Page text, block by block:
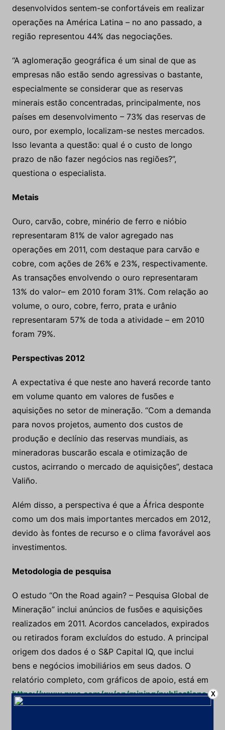
desenvolvidos sentem-se confortáveis em realizar
operações na América Latina – no ano passado, a
região representou 44% das negociações.
“A aglomeração geográfica é um sinal de que as
empresas não estão sendo agressivas o bastante,
especialmente se considerar que as reservas
minerais estão concentradas, principalmente, nos
países em desenvolvimento – 73% das reservas de
ouro, por exemplo, localizam-se nestes mercados.
Isso levanta a questão: qual é o custo de longo
prazo de não fazer negócios nas regiões?”,
questiona o especialista.
Metais
Ouro, carvão, cobre, minério de ferro e nióbio
representaram 81% de valor agregado nas
operações em 2011, com destaque para carvão e
cobre, com ações de 26% e 23%, respectivamente.
As transações envolvendo o ouro representaram
13% do valor– em 2010 foram 31%. Com relação ao
volume, o ouro, cobre, ferro, prata e urânio
representaram 57% de toda a atividade – em 2010
foram 79%.
Perspectivas 2012
A expectativa é que neste ano haverá recorde tanto
em volume quanto em valores de fusões e
aquisições no setor de mineração. “Com a demanda
para novos projetos, aumento dos custos de
produção e declínio das reservas mundiais, as
mineradoras buscarão escala e otimização de
custos, acirrando o mercado de aquisições”, destaca
Valiño.
Além disso, a perspectiva é que a África desponte
como um dos mais importantes mercados em 2012,
devido às fontes de recurso e o clima favorável aos
investimentos.
Metodologia de pesquisa
O estudo “On the Road again? – Pesquisa Global de
Mineração” inclui anúncios de fusões e aquisições
realizados em 2011. Acordos cancelados, expirados
ou retirados foram excluídos do estudo. A principal
origem dos dados é o S&P Capital IQ, que inclui
bens e negócios imobiliários em seus dados. O
relatório completo, com gráficos de apoio, está em
https://www.pwc.com/gx/en/mining/publications/
on-the-road-again-global-mining-2011-deals-
X